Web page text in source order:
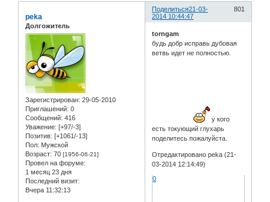
Поделиться 801
21-03-
2014 10:44:47
peka
Долгожитель
Зарегистрирован: 29-05-2010
Приглашений: 0
Сообщений: 416
Уважение: [+97/-3]
Позитив: [+1061/-13]
Пол: Мужской
Возраст: 70 [1956-06-21]
Провел на форуме:
1 месяц 23 дня
Последний визит:
Вчера 11:32:13
torngam
будь добр исправь дубовая
ветвь идет не полностью.
у кого
есть токующий глухарь
поделитесь пожалуйста.
Отредактировано peka (21-
03-2014 12:14:49)
0